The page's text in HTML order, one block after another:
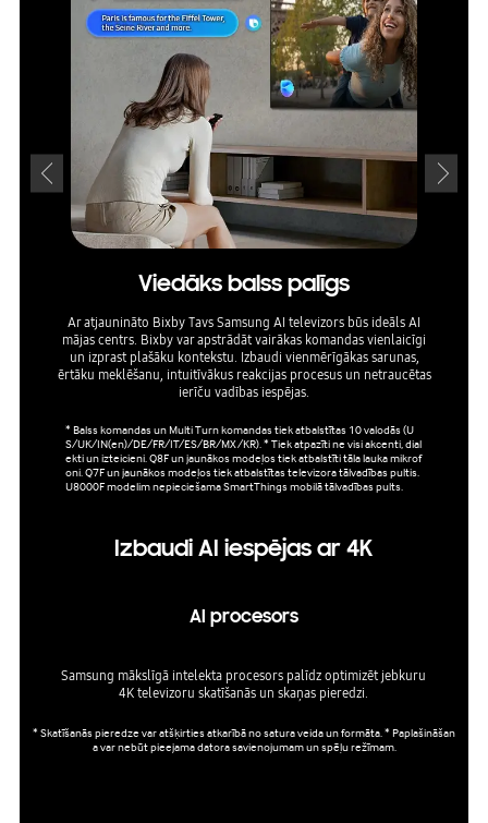
Viedāks balss palīgs
Ar atjaunināto Bixby Tavs Samsung AI televizors būs ideāls AI
mājas centrs. Bixby var apstrādāt vairākas komandas vienlaicīgi
un izprast plašāku kontekstu. Izbaudi vienmērīgākas sarunas,
ērtāku meklēšanu, intuitīvākus reakcijas procesus un netraucētas
ierīču vadības iespējas.
* Balss komandas un Multi Turn komandas tiek atbalstītas 10 valodās (U
S/UK/IN(en)/DE/FR/IT/ES/BR/MX/KR). * Tiek atpazīti ne visi akcenti, dial
ekti un izteicieni. Q8F un jaunākos modeļos tiek atbalstīti tāla lauka mikrof
oni. Q7F un jaunākos modeļos tiek atbalstītas televizora tālvadības pultis.
U8000F modelim nepieciešama SmartThings mobilā tālvadības pults.
Izbaudi AI iespējas ar 4K
AI procesors
Samsung mākslīgā intelekta procesors palīdz optimizēt jebkuru
4K televizoru skatīšanās un skaņas pieredzi.
* Skatīšanās pieredze var atšķirties atkarībā no satura veida un formāta. * Paplašināšan
a var nebūt pieejama datora savienojumam un spēļu režīmam.